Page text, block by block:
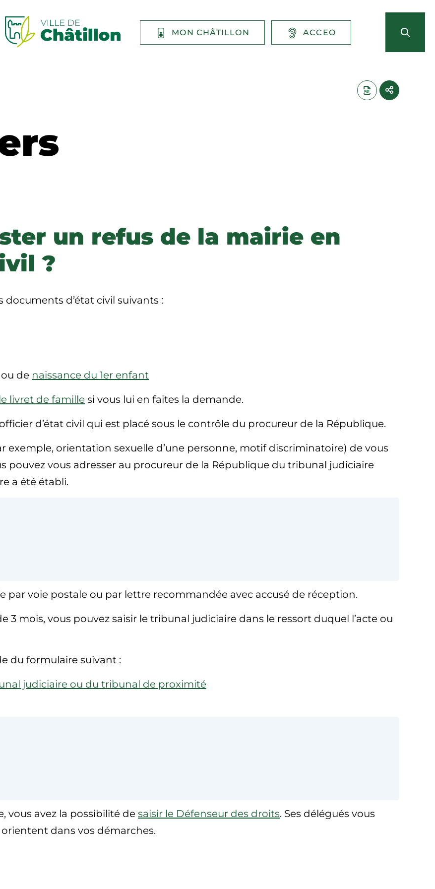
MON CHÂTILLON ACCEO
un refus de la mairie en
?
d’état civil suivants :
ou de naissance du 1er enfant
livret de famille si vous lui en faites la demande.
officier d’état civil qui est placé sous le contrôle du procureur de la République.
exemple, orientation sexuelle d’une personne, motif discriminatoire) de vous
pouvez vous adresser au procureur de la République du tribunal judiciaire
a été établi.
par voie postale ou par lettre recommandée avec accusé de réception.
3 mois, vous pouvez saisir le tribunal judiciaire dans le ressort duquel l’acte ou
du formulaire suivant :
judiciaire ou du tribunal de proximité
vous avez la possibilité de saisir le Défenseur des droits. Ses délégués vous
dans vos démarches.